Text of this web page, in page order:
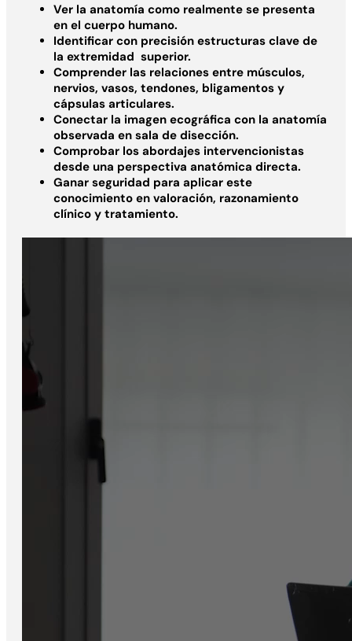
Ver la anatomía como realmente se presenta
en el cuerpo humano.
Identificar con precisión estructuras clave de
la extremidad superior.
Comprender las relaciones entre músculos,
nervios, vasos, tendones, bligamentos y
cápsulas articulares.
Conectar la imagen ecográfica con la anatomía
observada en sala de disección.
Comprobar los abordajes intervencionistas
desde una perspectiva anatómica directa.
Ganar seguridad para aplicar este
conocimiento en valoración, razonamiento
clínico y tratamiento.